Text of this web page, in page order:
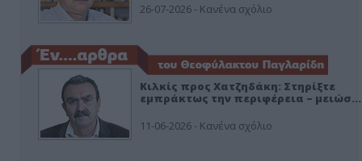
26-07-2026 - Κανένα σχόλιο
Κιλκίς προς Χατζηδάκη: Στηρίξτε
εμπράκτως την περιφέρεια – μειώσ…
11-06-2026 - Κανένα σχόλιο